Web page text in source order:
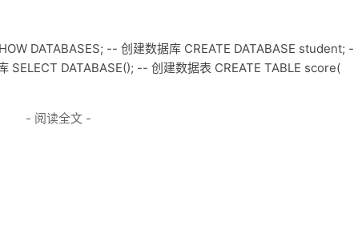
DATABASES; -- 创建数据库 CREATE DATABASE student; -
DATABASE(); -- 创建数据表 CREATE TABLE score(
- 阅读全文 -